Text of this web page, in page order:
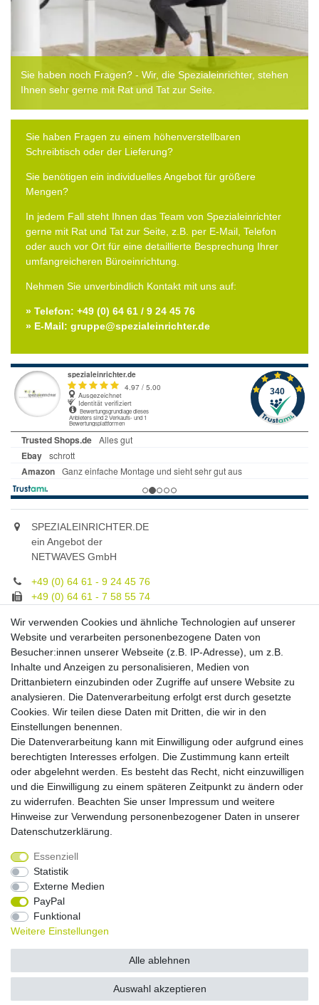
Sie haben noch Fragen? - Wir, die Spezialeinrichter, stehen
Ihnen sehr gerne mit Rat und Tat zur Seite.
Sie haben Fragen zu einem höhenverstellbaren
Schreibtisch oder der Lieferung?
Sie benötigen ein individuelles Angebot für größere
Mengen?
In jedem Fall steht Ihnen das Team von Spezialeinrichter
gerne mit Rat und Tat zur Seite, z.B. per E-Mail, Telefon
oder auch vor Ort für eine detaillierte Besprechung Ihrer
umfangreicheren Büroeinrichtung.
Nehmen Sie unverbindlich Kontakt mit uns auf:
» Telefon: +49 (0) 64 61 / 9 24 45 76
» E-Mail: gruppe@spezialeinrichter.de
SPEZIALEINRICHTER.DE
ein Angebot der
NETWAVES GmbH
+49 (0) 64 61 - 9 24 45 76
+49 (0) 64 61 - 7 58 55 74
Unsere Fachberatung:
Montag - Freitag, 9.00 - 21.00
Zahlungsmöglichkeiten
Versandkosten
Versandarten
Auslandsversand, Hochgebirgs- oder
Insellieferung
Widerrufs­recht
Daten­schutz­erklärung
Wir verwenden Cookies und ähnliche Technologien auf unserer
Website und verarbeiten personenbezogene Daten von
Besucher:innen unserer Webseite (z.B. IP-Adresse), um z.B.
Inhalte und Anzeigen zu personalisieren, Medien von
Drittanbietern einzubinden oder Zugriffe auf unsere Website zu
analysieren. Die Datenverarbeitung erfolgt erst durch gesetzte
Cookies. Wir teilen diese Daten mit Dritten, die wir in den
Einstellungen benennen.
Die Datenverarbeitung kann mit Einwilligung oder aufgrund eines
berechtigten Interesses erfolgen. Die Zustimmung kann erteilt
oder abgelehnt werden. Es besteht das Recht, nicht einzuwilligen
und die Einwilligung zu einem späteren Zeitpunkt zu ändern oder
zu widerrufen. Beachten Sie unser Impressum und weitere
Hinweise zur Verwendung personenbezogener Daten in unserer
Daten­schutz­erklärung
Essenziell
Statistik
Externe Medien
PayPal
Funktional
Weitere Einstellungen
Alle ablehnen
Auswahl akzeptieren